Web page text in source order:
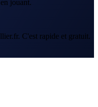
jouant.
C'est rapide et gratuit.